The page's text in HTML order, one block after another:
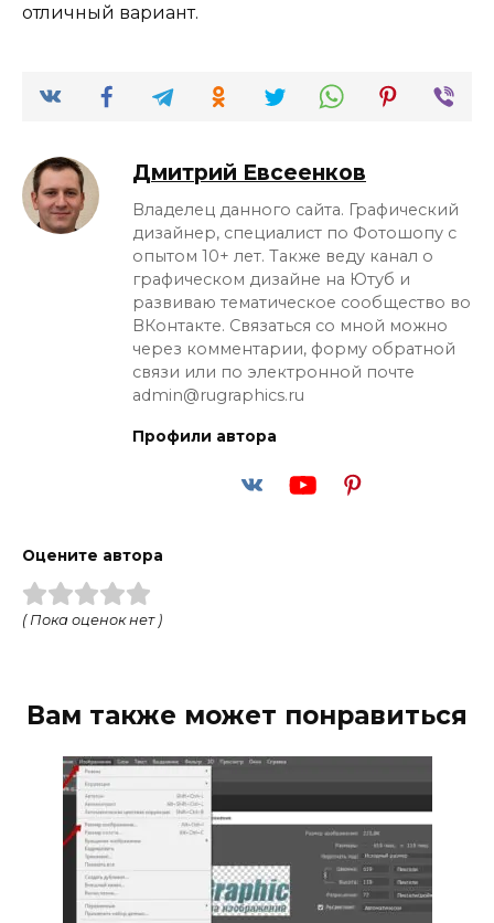
отличный вариант.
Дмитрий Евсеенков
Владелец данного сайта. Графический
дизайнер, специалист по Фотошопу с
опытом 10+ лет. Также веду канал о
графическом дизайне на Ютуб и
развиваю тематическое сообщество во
ВКонтакте. Связаться со мной можно
через комментарии, форму обратной
связи или по электронной почте
admin@rugraphics.ru
Профили автора
Оцените автора
( Пока оценок нет )
Вам также может понравиться